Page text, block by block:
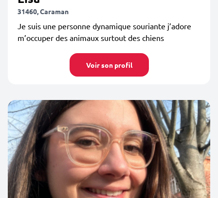
31460, Caraman
Je suis une personne dynamique souriante j’adore
m’occuper des animaux surtout des chiens
Voir son profil